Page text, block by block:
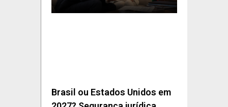
Brasil ou Estados Unidos em